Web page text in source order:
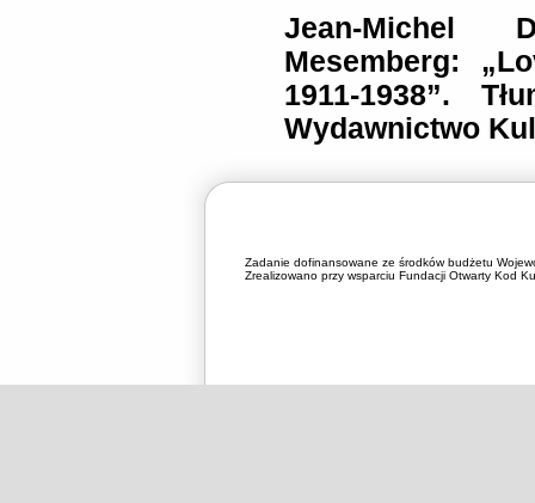
Jean-Michel
Mesemberg:
1911-1938”.
Wydawnictwo
Zadanie dofinansowane ze środków budżetu
Zrealizowano przy wsparciu Fundacji Otwarty Kod